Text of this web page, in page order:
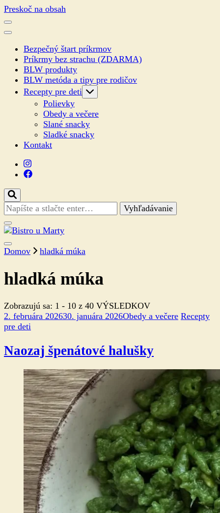
Preskoč na obsah
Bezpečný štart príkrmov
Príkrmy bez strachu (ZDARMA)
BLW produkty
BLW metóda a tipy pre rodičov
Recepty pre deti
Polievky
Obedy a večere
Slané snacky
Sladké snacky
Kontakt
Hľadáte
niečo?
Domov hladká múka
hladká múka
Zobrazujú sa: 1 - 10 z 40 VÝSLEDKOV
2. februára 202630. januára 2026Obedy a večere Recepty
pre deti
Naozaj špenátové halušky